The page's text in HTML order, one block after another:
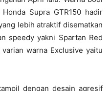
Supra GTR150 hadir
lebih atraktif disematkan
speedy yakni Spartan Red
warna Exclusive yaitu
dengan desain agresif